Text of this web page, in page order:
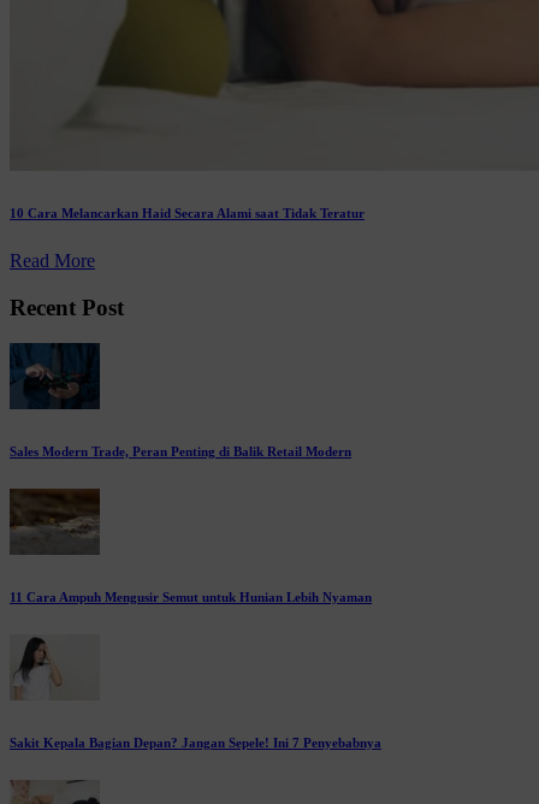
10 Cara Melancarkan Haid Secara Alami saat Tidak Teratur
Read More
Recent Post
Sales Modern Trade, Peran Penting di Balik Retail Modern
11 Cara Ampuh Mengusir Semut untuk Hunian Lebih Nyaman
Sakit Kepala Bagian Depan? Jangan Sepele! Ini 7 Penyebabnya